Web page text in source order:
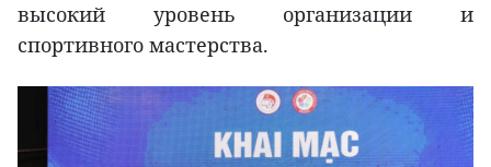
высокий уровень организации и
спортивного мастерства.